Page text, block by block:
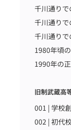
千川通り
千川通り
千川通り
1980年頃
1990年の
旧制武蔵高
001 | 学校
002 | 初代